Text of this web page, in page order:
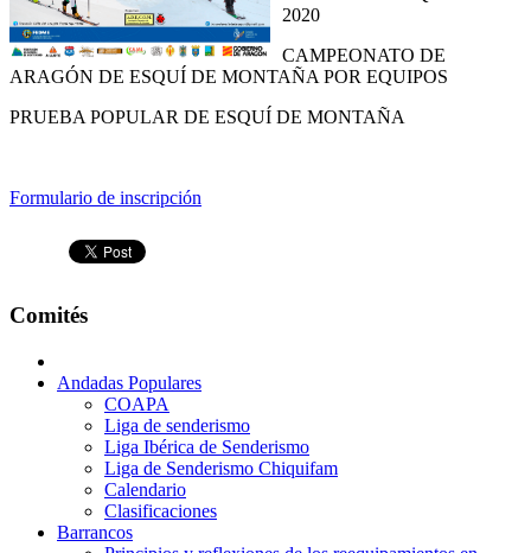
2020
CAMPEONATO DE
ARAGÓN DE ESQUÍ DE MONTAÑA POR EQUIPOS
PRUEBA POPULAR DE ESQUÍ DE MONTAÑA
Formulario de inscripción
Comités
Andadas Populares
COAPA
Liga de senderismo
Liga Ibérica de Senderismo
Liga de Senderismo Chiquifam
Calendario
Clasificaciones
Barrancos